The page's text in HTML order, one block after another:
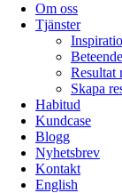
Om oss
Tjänster
Resultat
Skapa
Habitud
Kundcase
Blogg
Nyhetsbrev
Kontakt
English